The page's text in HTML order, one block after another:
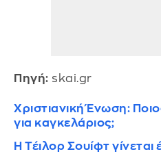
Πηγή: skai.gr
Χριστιανική Ένωση:
για καγκελάριος;
Η Τέιλορ Σουίφτ